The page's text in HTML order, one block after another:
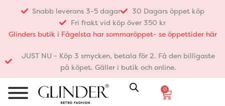
innehåll
Snabb leverans 3-5 dagar
30 Dagars öppet köp
Fri frakt vid köp över 350 kr
Glinders butik i Fågelsta har sommaröppet- se öppettider här
JUST NU - Köp 3 smycken, betala för 2. Få den billigaste
på köpet. Gäller i butik och online.
0
Varukorg